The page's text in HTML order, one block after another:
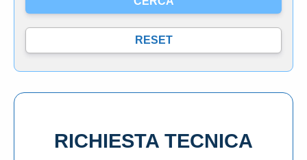
RICHIESTA TECNICA